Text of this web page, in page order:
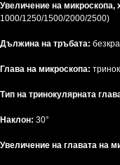
Увеличение на микроскопа,
1000/1250/1500/2000/2500)
Дължина на тръбата:
Глава на микроскопа:
Тип на тринокулярната
Наклон: 30°
Увеличение на главата на